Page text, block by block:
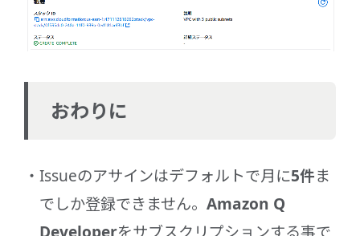
おわりに
Issueのアサインはデフォルトで月に5件ま
でしか登録できません。 Amazon Q